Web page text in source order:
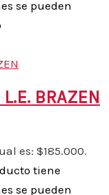
se pueden
BRAZEN
es: $185.000.
tiene
se pueden